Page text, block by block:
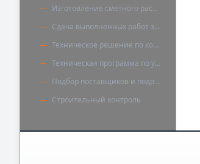
Изготовление сметного расчёта
Сдача выполненных работ заказчикам
Техническое решение по конструкции пола
Техническая программа по устройству полов
Подбор поставщиков и подрядчиков
Строительный контроль